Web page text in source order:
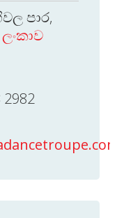
පාර,
ලංකාව
2982